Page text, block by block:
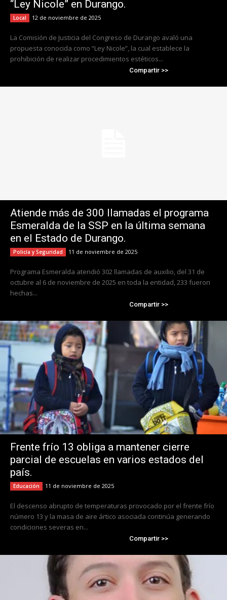
“Ley Nicole” en Durango.
Local 12 de noviembre de 2025
La Comisión de Justicia del Congreso de Durango avaló una
propuesta conocida como “Ley Nicole”, la cual establece la
prohibición de realizar procedimientos estéticos...
Compartir >>
Atiende más de 300 llamadas el programa
Esmeralda de la SSP en la última semana
en el Estado de Durango.
Policía y Seguridad 11 de noviembre de 2025
Programa Esmeralda atendió 302 llamadas de auxilio, del 31 de
octubre al 6 de noviembre de 2025 en toda la entidad, 233 fueron
hechas...
Compartir >>
Frente frío 13 obliga a mantener cierre
parcial de escuelas en varios estados del
país.
Educación 11 de noviembre de 2025
El descenso abrupto de temperaturas provocado por el frente frío
número 13 y la masa de aire ártico asociada continúa generando
condiciones severas en...
Compartir >>